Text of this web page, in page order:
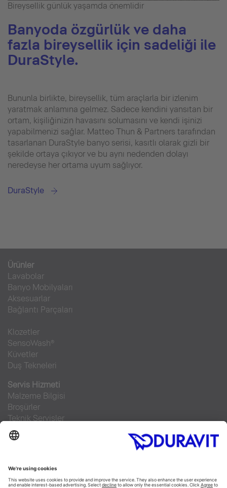
Bireysellik günlük yaşamda önemlidir
Banyoda özgürlük ve daha
fazla bireysellik için sadeliği ile
DuraStyle.
Bununla birlikte, bireysellik, tüm araçlarla bir izlenim
yaratmak anlamına gelmez. Sadece kendini yansıtan bir
ortam, kişiliğinizin havasını solumasını ve kendi işinizi
yapabilmenizi sağlar. Matteo Thun & Partners tarafından
tasarlanan DuraStyle banyo serisi, kasıtlı olarak gizli bir
şekilde ortaya çıkıyor ve bu aynı nedenden dolayı
neredeyse her ortama uyum sağlıyor.
DuraStyle
Ürünler
Lavabolar
Banyo Mobilyaları
Aksesuarlar
Bağlantı Parçaları
Klozetler
SensoWash®
Küvetler
Duş Tekneleri
Servis Hizmeti
Malzeme Bilgisi
Broşürler
Teknik Servisler
Sıkça sorulan sorular
Facebook
Instagram